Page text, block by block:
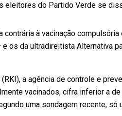
eleitores do Partido Verde se
à vacinação
os da ultradireitista Alternativa
a agência de controle e
vacinados, cifra inferior a
uma sondagem recente,